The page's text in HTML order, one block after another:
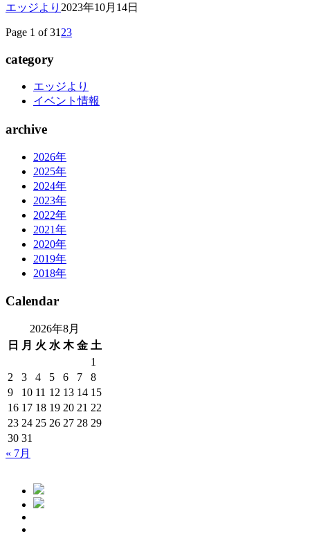
エッジより 2023年10月14日
Page 1 of 31 23
category
エッジより
イベント情報
archive
2026年
2025年
2024年
2023年
2022年
2021年
2020年
2019年
2018年
Calendar
2026年8月
日
月 火 水 木 金 土
1
2
3 4 5 6 7
8
9
10 11 12 13 14 15
16 17 18 19 20 21 22
23 24 25 26 27 28 29
30 31
« 7月